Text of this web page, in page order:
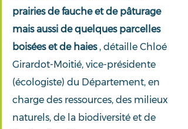
prairies de fauche et de pâturage
mais aussi de quelques parcelles
boisées et de haies , détaille Chloé
Girardot-Moitié, vice-présidente
(écologiste) du Département, en
charge des ressources, des milieux
naturels, de la biodiversité et de